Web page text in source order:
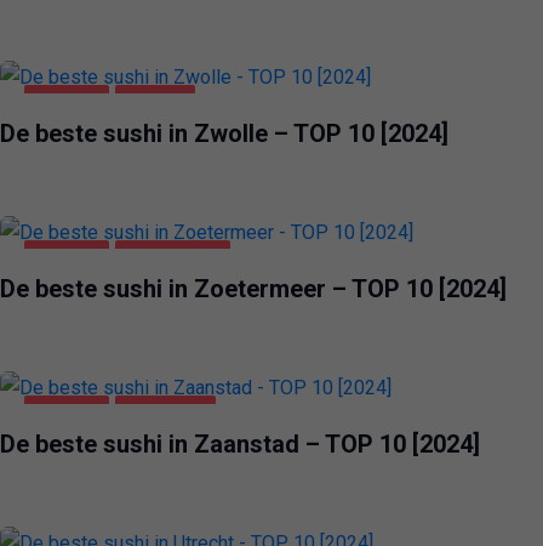
De beste sushi in Zwolle – TOP 10 [2024]
De beste sushi in Zoetermeer – TOP 10 [2024]
De beste sushi in Zaanstad – TOP 10 [2024]